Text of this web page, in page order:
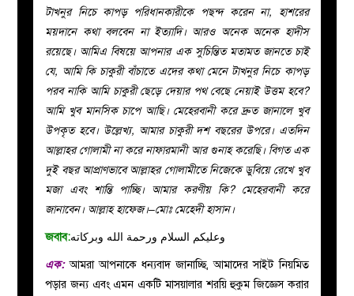
টাখনুর নিচে কাপড় পরিধানকারীকে পছন্দ করেন না, হাশরের
ময়দানে কথা বলবেন না ইত্যাদি। আরও অনেক অনেক হাদীস
রয়েছে। আমিএ বিষয়ে আপনার এক সুচিন্তিত মতামত জানতে চাই
যে, আমি কি চাকুরী বাঁচাতে এদের কথা মেনে টাখনুর নিচে কাপড়
পরব নাকি আমি চাকুরী ছেড়ে দেয়ার পথ বেছে নেয়াই উত্তম হবে?
আমি খুব মানসিক চাপে আছি। মেহেরবানী করে দ্রুত জানালে খুব
উপকৃত হবে। উল্লেখ্য, আমার চাকুরী দশ বছরের উপরে। এতদিন
আল্লাহর গোলামী না করে নাফারমানী আর গুনাহ করেছি। বিগত এক
দুই বছর আপ্রাণভাবে আল্লাহর গোলামীতে নিজেকে ডুবিয়ে রেখে খুব
মজা এবং শান্তি পাচ্ছি। আমার করণীয় কি? মেহেরবানী করে
জানাবেন। আল্লাহ হাফেজ।–মোঃ মেহেদী হাসান।
জবাব:وعليكم السلام ورحمة الله وبركاته
এক: আমরা আপনাকে ধন্যবাদ জানাচ্ছি, আমাদের সাইট নিয়মিত
পড়ার জন্য এবং এমন একটি মাসয়ালার শরয়ি হুকুম জিজ্ঞেস করার